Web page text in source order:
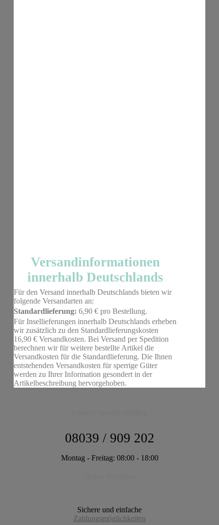
Versandinformationen
innerhalb Deutschlands
Für den Versand innerhalb Deutschlands bieten wir
folgende Versandarten an:
Standardlieferung: 6,90 € pro Bestellung.
Für Insellieferungen innerhalb Deutschlands erheben
wir zusätzlich zu den Standardlieferungskosten
16,90 € Versandkosten. Bei Versand per Spedition
berechnen wir für weitere bestellte Artikel die
Versandkosten für die Standardlieferung. Die Ihnen
entstehenden Versandkosten für sperrige Güter
werden zu Ihrer Information gesondert in der
Artikelbeschreibung hervorgehoben.
08039 / 909 202
Montag - Freitag: 08:00 - 18:00
Sichere und einfache
Zahlungsmöglichkeiten